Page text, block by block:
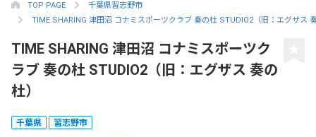
TOP PAGE
千葉県習志野市
TIME SHARING 津田沼 コナミスポーツクラブ 奏の杜 STUDIO2（旧：エグザス
TIME SHARING 津田沼 コナミスポーツク
ラブ 奏の杜 STUDIO2（旧：エグザス 奏の
杜）
千葉県 習志野市